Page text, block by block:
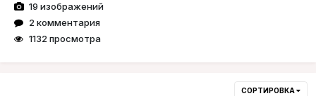
19 изображений
2 комментария
1132 просмотра
СОРТИРОВКА